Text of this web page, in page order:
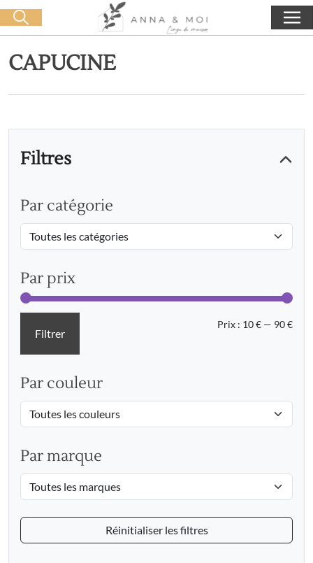
Livraison offerte dès 60€ d'achat 0,00€
Lancer la recherche
CAPUCINE
Filtres
Par catégorie
Par prix
Prix
Prix
Filtrer
Prix : 10 € — 90 €
Par couleur
Par marque
Réinitialiser les filtres